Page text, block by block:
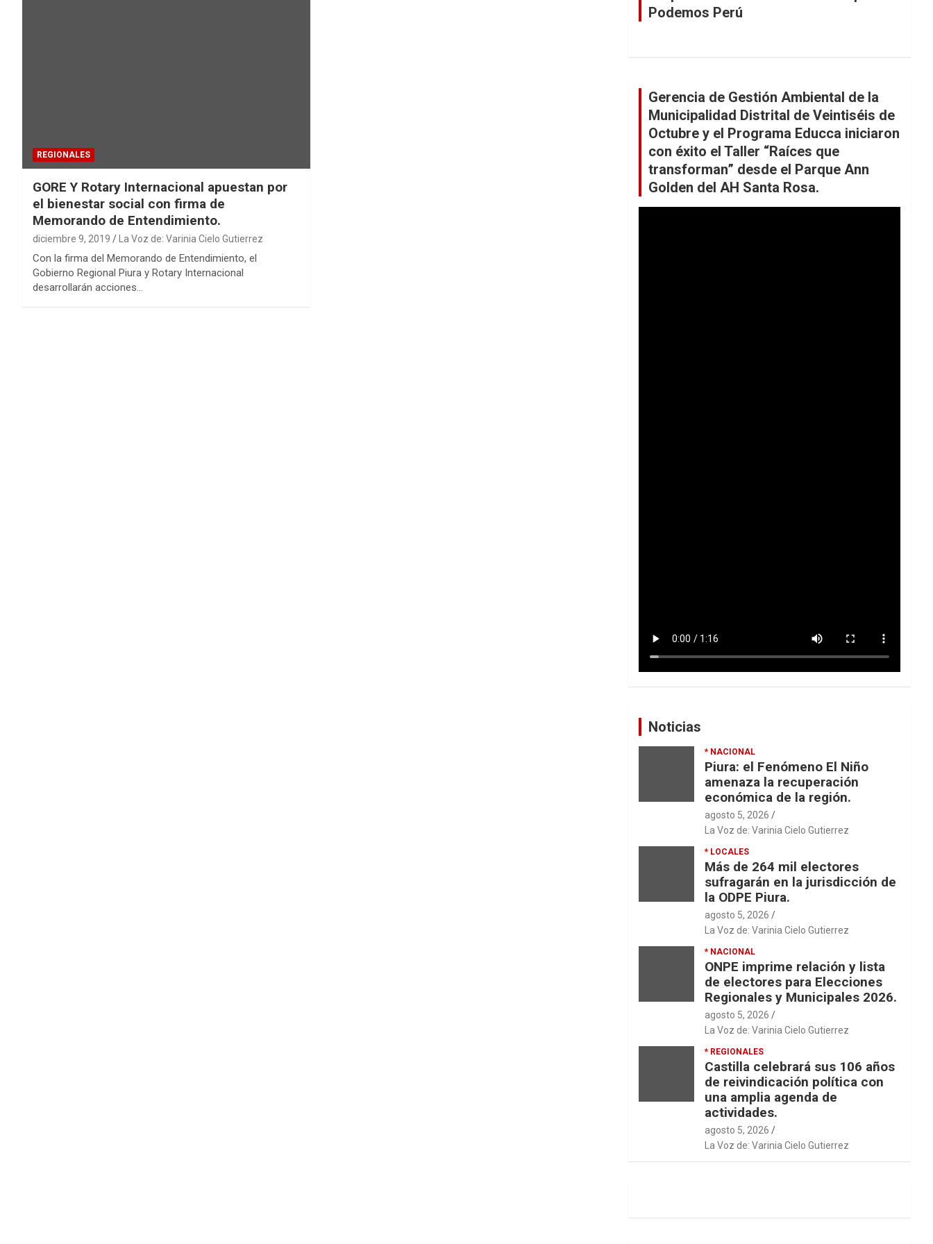
REGIONALES
GORE Y Rotary Internacional apuestan por
el bienestar social con firma de
Memorando de Entendimiento.
diciembre 9, 2019 La Voz de: Varinia Cielo Gutierrez
Con la firma del Memorando de Entendimiento, el
Gobierno Regional Piura y Rotary Internacional
desarrollarán acciones…
Podemos Perú
Gerencia de Gestión Ambiental de la
Municipalidad Distrital de Veintiséis de
Octubre y el Programa Educca iniciaron
con éxito el Taller “Raíces que
transforman” desde el Parque Ann
Golden del AH Santa Rosa.
Noticias
* NACIONAL
Piura: el Fenómeno El Niño
amenaza la recuperación
económica de la región.
agosto 5, 2026
La Voz de: Varinia Cielo Gutierrez
* LOCALES
Más de 264 mil electores
sufragarán en la jurisdicción de
la ODPE Piura.
agosto 5, 2026
La Voz de: Varinia Cielo Gutierrez
* NACIONAL
ONPE imprime relación y lista
de electores para Elecciones
Regionales y Municipales 2026.
agosto 5, 2026
La Voz de: Varinia Cielo Gutierrez
* REGIONALES
Castilla celebrará sus 106 años
de reivindicación política con
una amplia agenda de
actividades.
agosto 5, 2026
La Voz de: Varinia Cielo Gutierrez